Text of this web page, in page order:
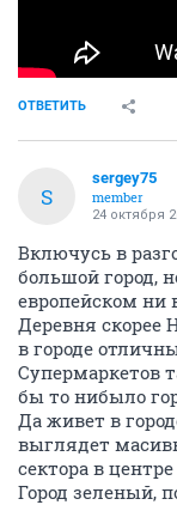
ОТВЕТИТЬ
S
sergey75
member
24 октября
Включусь в
большой город,
европейском ни
Деревня скорее
в городе
Супермаркетов
бы то нибыло
Да живет в
выглядет
сектора в
Город зеленый,